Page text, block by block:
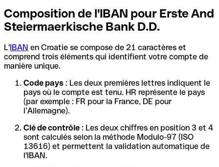
Composition de l'IBAN pour Erste And
Steiermaerkische Bank D.D.
L'IBAN en Croatie se compose de 21 caractères et
comprend trois éléments qui identifient votre compte de
manière unique.
Code pays : Les deux premières lettres indiquent le
pays où le compte est tenu. HR représente le pays
(par exemple : FR pour la France, DE pour
l’Allemagne).
Clé de contrôle : Les deux chiffres en position 3 et 4
sont calculés selon la méthode Modulo-97 (ISO
13616) et permettent la validation automatique de
l'IBAN.